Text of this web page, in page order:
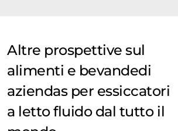
Altre prospettive sul
alimenti e bevandedi
aziendas per essiccatori
a letto fluido dal tutto il